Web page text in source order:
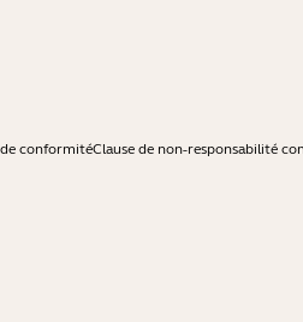
conformitéClause de non-responsabilité